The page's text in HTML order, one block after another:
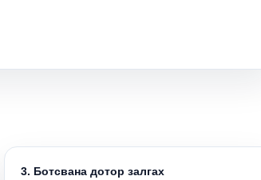
3. Ботсвана дотор залгах